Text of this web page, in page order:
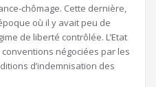
chômage. Cette dernière,
où il y avait peu de
de liberté contrôlée. L’Etat
négociées par les
d’indemnisation des